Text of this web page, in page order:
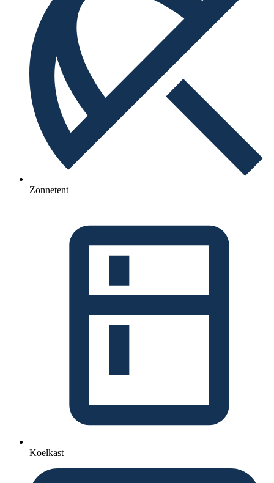
Zonnetent
Koelkast